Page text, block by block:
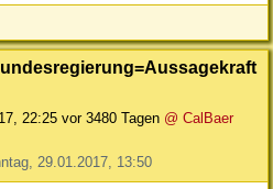
22:25 vor 3480 Tagen @ CalBaer
29.01.2017, 13:50